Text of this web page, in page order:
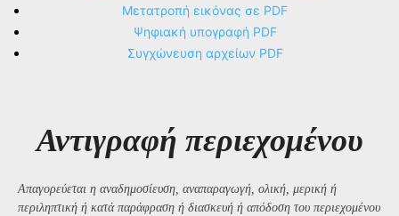
Μετατροπή εικόνας σε PDF
Ψηφιακή υπογραφή PDF
Συγχώνευση αρχείων PDF
Αντιγραφή περιεχομένου
Απαγορεύεται η αναδημοσίευση, αναπαραγωγή, ολική, μερική ή
περιληπτική ή κατά παράφραση ή διασκευή ή απόδοση του περιεχομένου